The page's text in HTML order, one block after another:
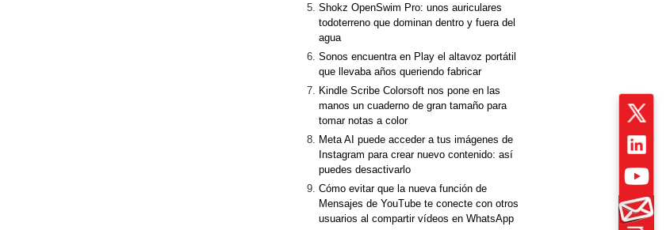
Shokz OpenSwim Pro: unos auriculares
todoterreno que dominan dentro y fuera del
agua
Sonos encuentra en Play el altavoz portátil
que llevaba años queriendo fabricar
Kindle Scribe Colorsoft nos pone en las
manos un cuaderno de gran tamaño para
tomar notas a color
Meta AI puede acceder a tus imágenes de
Instagram para crear nuevo contenido: así
puedes desactivarlo
Cómo evitar que la nueva función de
Mensajes de YouTube te conecte con otros
usuarios al compartir vídeos en WhatsApp